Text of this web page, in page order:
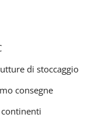
di stoccaggio
consegne